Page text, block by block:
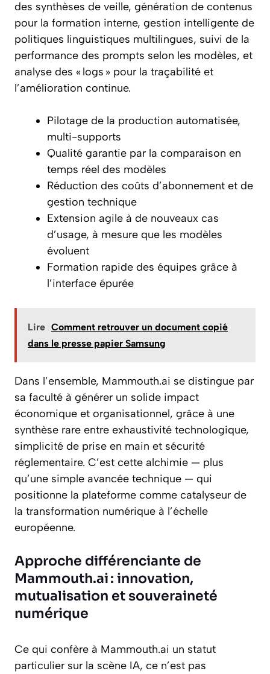
des synthèses de veille, génération de contenus
pour la formation interne, gestion intelligente de
politiques linguistiques multilingues, suivi de la
performance des prompts selon les modèles, et
analyse des « logs » pour la traçabilité et
l’amélioration continue.
Pilotage de la production automatisée,
multi-supports
Qualité garantie par la comparaison en
temps réel des modèles
Réduction des coûts d’abonnement et de
gestion technique
Extension agile à de nouveaux cas
d’usage, à mesure que les modèles
évoluent
Formation rapide des équipes grâce à
l’interface épurée
Lire Comment retrouver un document copié
dans le presse papier Samsung
Dans l’ensemble, Mammouth.ai se distingue par
sa faculté à générer un solide impact
économique et organisationnel, grâce à une
synthèse rare entre exhaustivité technologique,
simplicité de prise en main et sécurité
réglementaire. C’est cette alchimie — plus
qu’une simple avancée technique — qui
positionne la plateforme comme catalyseur de
la transformation numérique à l’échelle
européenne.
Approche différenciante de
Mammouth.ai : innovation,
mutualisation et souveraineté
numérique
Ce qui confère à Mammouth.ai un statut
particulier sur la scène IA, ce n’est pas